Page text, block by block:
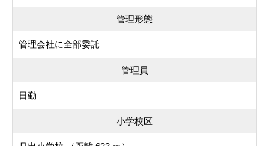
管理形態
管理会社に全部委託
管理員
日勤
小学校区